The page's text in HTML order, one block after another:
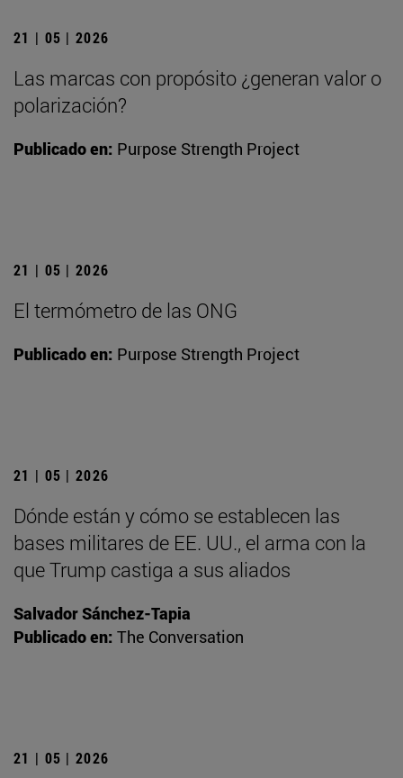
21 | 05 | 2026
Las marcas con propósito ¿generan valor o
polarización?
Publicado en: Purpose Strength Project
21 | 05 | 2026
El termómetro de las ONG
Publicado en: Purpose Strength Project
21 | 05 | 2026
Dónde están y cómo se establecen las
bases militares de EE. UU., el arma con la
que Trump castiga a sus aliados
Salvador Sánchez-Tapia
Publicado en: The Conversation
21 | 05 | 2026